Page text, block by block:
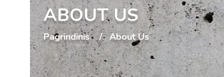
ABOUT US
Pagrindinis About Us